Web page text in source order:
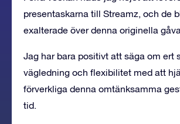
presentaskarna till Streamz, och de
exalterade över denna originella
Jag har bara positivt att säga om ert
vägledning och flexibilitet med att
förverkliga denna omtänksamma
tid.